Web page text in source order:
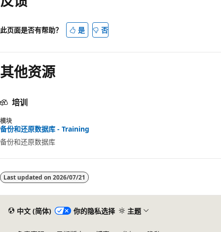
已
用
此页面是否有帮助？ 是 否
其他资源
培训
模块
备份和还原数据库 - Training
备份和还原数据库
Last updated on 2026/07/21
中文 (简体) 你的隐私选择 主题